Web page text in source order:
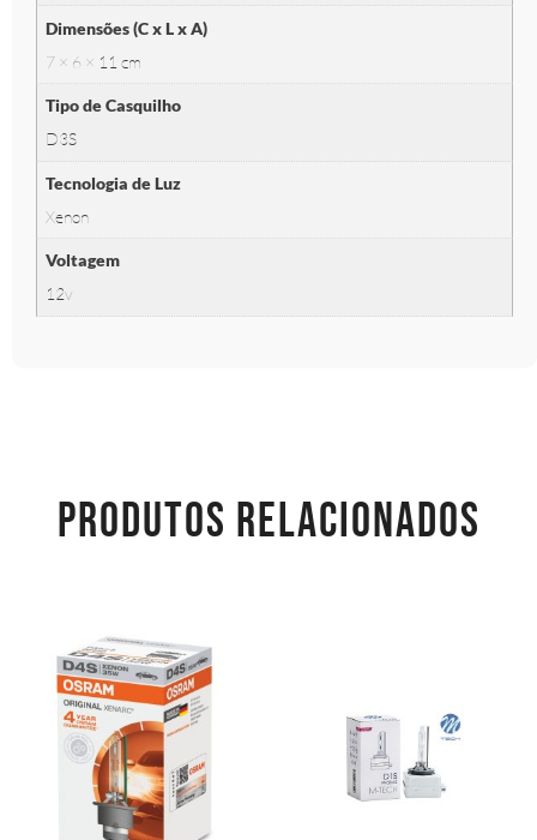
Dimensões (C x L x A)
7 × 6 × 11 cm
Tipo de Casquilho
D3S
Tecnologia de Luz
Xenon
Voltagem
12v
PRODUTOS RELACIONADOS